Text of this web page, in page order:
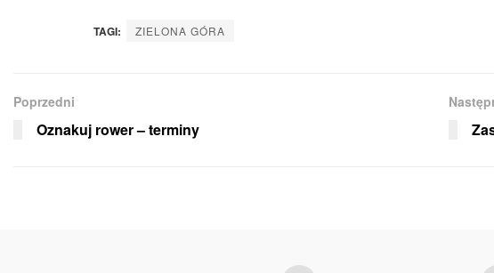
TAGI: ZIELONA GÓRA
Poprzedni
Oznakuj rower – terminy